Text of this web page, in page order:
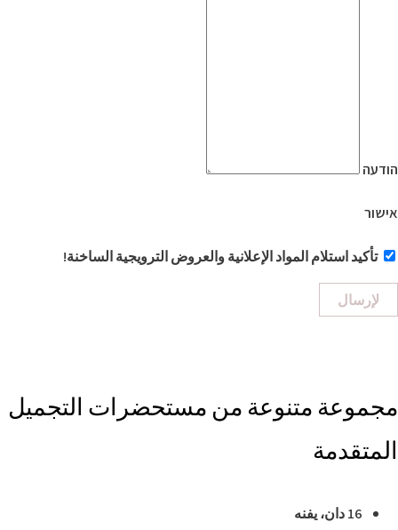
הודעה
אישור
تأكيد استلام المواد الإعلانية والعروض الترويجية الساخنة!
لإرسال
مجموعة متنوعة من مستحضرات التجميل
المتقدمة
16 دان، يفنه